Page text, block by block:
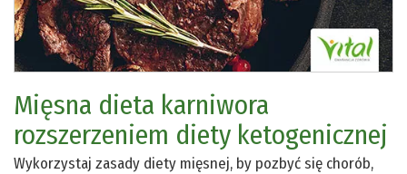
Mięsna dieta karniwora
rozszerzeniem diety ketogenicznej
Wykorzystaj zasady diety mięsnej, by pozbyć się chorób,